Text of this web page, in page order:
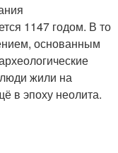
1147 годом. В то
основанным
люди жили на
в эпоху неолита.